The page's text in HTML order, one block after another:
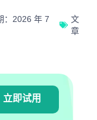
：2026 年 7
文
章
立即试用